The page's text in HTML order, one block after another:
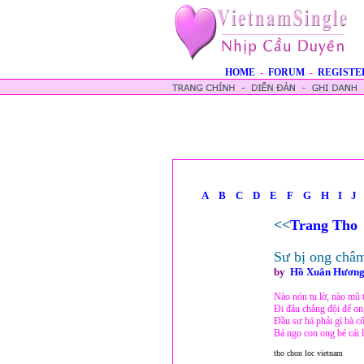
HOME - FORUM -
A B C D E F G H I J
<<Trang Tho
Sư bị ong
by Hồ Xuân Hương
Nào nón tu lờ, nào mũ
Đi đâu chẳng đội để
Đầu sư há phải gì bà
Bá ngọ con ong bé cái
tho chon loc vietnam